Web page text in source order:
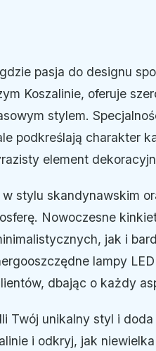
pasja do designu
Koszalinie, oferuje
stylem.
podkreślają charakter
element
stylu skandynawskim
Nowoczesne
jak i
lampy
dbając o każdy
Twój unikalny styl i
i odkryj, jak